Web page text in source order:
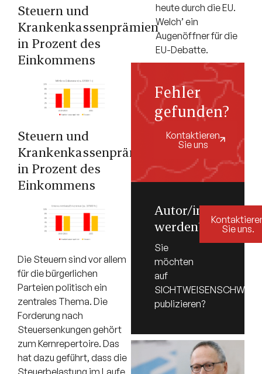
Steuern und
Krankenkassenprämien
in Prozent des
Einkommens
Steuern und
Krankenkassenprämien
in Prozent des
Einkommens
Die Steuern sind vor allem
für die bürgerlichen
Parteien politisch ein
zentrales Thema. Die
Forderung nach
Steuersenkungen gehört
zum Kernrepertoire. Das
hat dazu geführt, dass die
heute durch die EU.
Welch’ ein
Augenöffner für die
EU-Debatte.
Fehler
gefunden?
Kontaktieren
Sie uns
Autor/in
werden?
Sie
möchten
auf
publizieren?
Sie uns.